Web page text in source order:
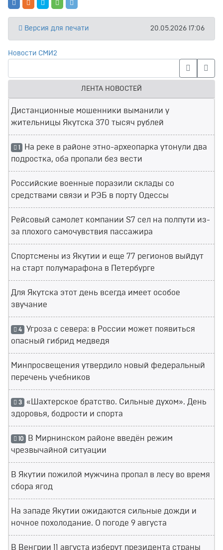
Версия для печати 20.05.2026 17:06
Новости СМИ2
ЛЕНТА НОВОСТЕЙ
Дистанционные мошенники выманили у
жительницы Якутска 370 тысяч рублей
1 На реке в районе этно-археопарка утонули два
подростка, оба пропали без вести
Российские военные поразили склады со
средствами связи и РЭБ в порту Одессы
Рейсовый самолет компании S7 сел на полпути из-
за плохого самочувствия пассажира
Спортсмены из Якутии и еще 77 регионов выйдут
на старт полумарафона в Петербурге
Для Якутска этот день всегда имеет особое
звучание
4 Угроза с севера: в России может появиться
опасный гибрид медведя
Минпросвещения утвердило новый федеральный
перечень учебников
3 «Шахтерское братство. Сильные духом». День
здоровья, бодрости и спорта
10 В Мирнинском районе введён режим
чрезвычайной ситуации
В Якутии пожилой мужчина пропал в лесу во время
сбора ягод
На западе Якутии ожидаются сильные дожди и
ночное похолодание. О погоде 9 августа
В Венгрии 11 августа изберут президента страны